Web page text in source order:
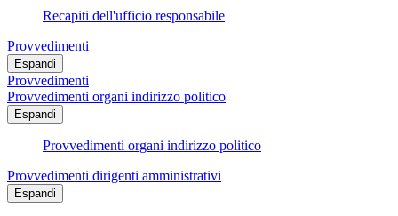
Recapiti dell'ufficio responsabile
Provvedimenti
Espandi
Provvedimenti
Provvedimenti organi indirizzo politico
Espandi
Provvedimenti organi indirizzo politico
Provvedimenti dirigenti amministrativi
Espandi